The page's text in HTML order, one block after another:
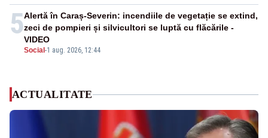
5
Social -1 aug. 2026, 12:44
Alertă în Caraș-Severin: incendiile de vegetație se extind,
zeci de pompieri și silvicultori se luptă cu flăcările -
VIDEO
ACTUALITATE